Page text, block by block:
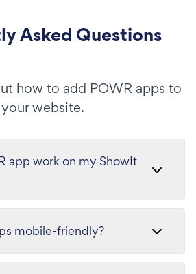
Asked Questions
how to add POWR apps to
your website.
app work on my ShowIt
mobile-friendly?